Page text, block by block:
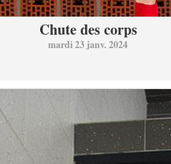
Chute des corps
mardi 23 janv. 2024